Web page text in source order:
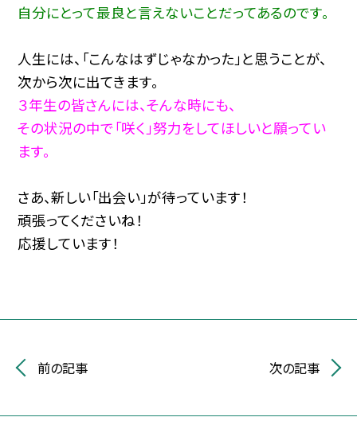
自分にとって最良と言えないことだってあるのです。
人生には、「こんなはずじゃなかった」と思うことが、
次から次に出てきます。
３年生の皆さんには、そんな時にも、
その状況の中で「咲く」努力をしてほしいと願ってい
ます。
さあ、新しい「出会い」が待っています！
頑張ってくださいね！
応援しています！
前の記事 次の記事